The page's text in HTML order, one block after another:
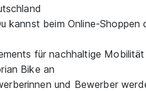
kannst beim Online-Shoppen
für nachhaltige
Bike an
und Bewerber